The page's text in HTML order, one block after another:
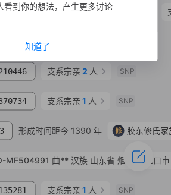
形成时间距今 570 年 支系分析
形成时间距今 1390 年 修 胶东修氏家
支系宗亲
支系宗亲 2 人 SNP
支系宗亲 1 人 SNP
MF504991 曲** 汉族 山东省 烟台市 龙口市
支系宗亲 1 人 SNP
看到你的想法，产生更多讨论
知道了